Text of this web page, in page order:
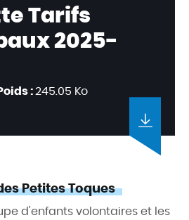
Tarifs
2025-
:245.05 Ko
Petites Toques
d'enfants volontaires et les